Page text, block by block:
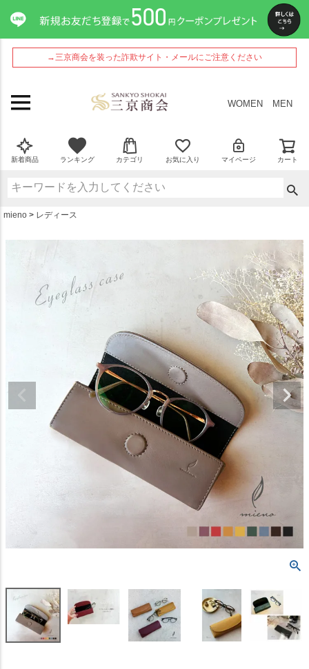
→三京商会を装った詐欺サイト・メールにご注意ください
WOMEN MEN
新着商品 ランキング カテゴリ お気に入り マイページ カート
mieno レディース
ペー
ジト
ップ
へ